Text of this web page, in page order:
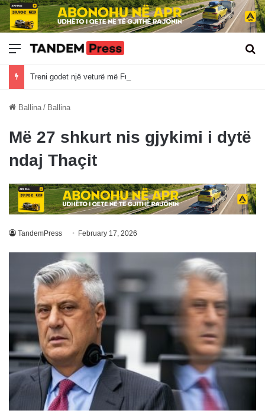
Meny
Ballina / Ballina
Më 27 shkurt nis gjykimi i dytë
ndaj Thaçit
TandemPress February 17, 2026